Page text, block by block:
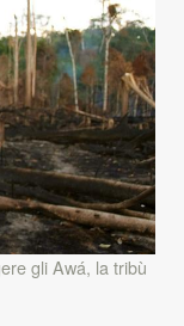
gli Awá, la tribù